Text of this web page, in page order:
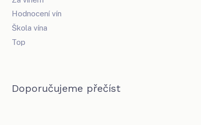
Hodnocení vín
Škola vína
Top
Doporučujeme přečíst